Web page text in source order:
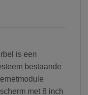
is een
bestaande
met 8 inch